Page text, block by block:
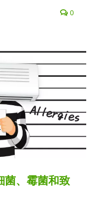
0
菌、霉菌和致